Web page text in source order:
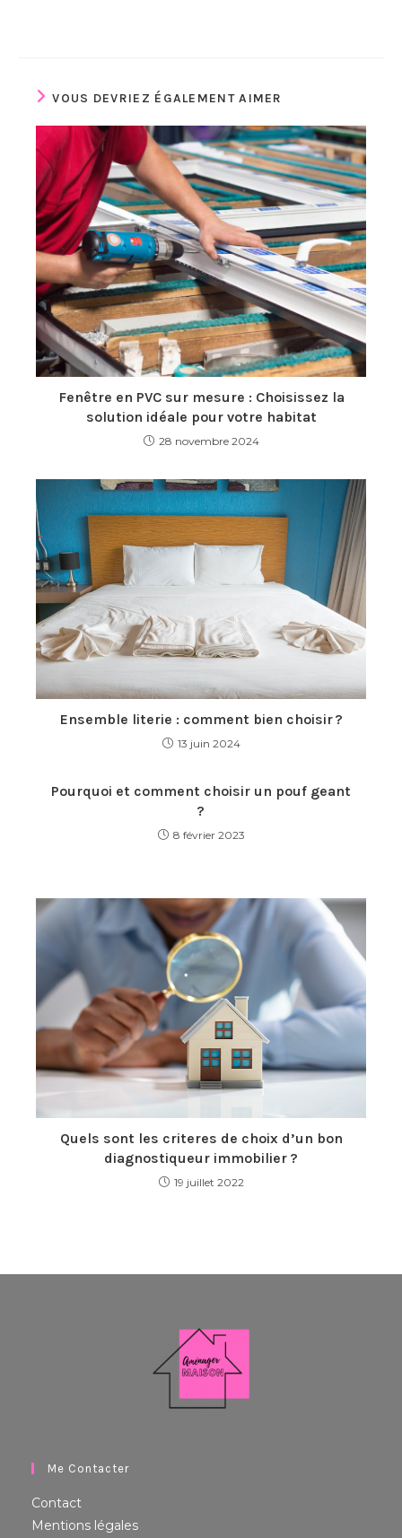
VOUS DEVRIEZ ÉGALEMENT AIMER
Fenêtre en PVC sur mesure : Choisissez la
solution idéale pour votre habitat
28 novembre 2024
Ensemble literie : comment bien choisir ?
13 juin 2024
Pourquoi et comment choisir un pouf geant
?
8 février 2023
Quels sont les criteres de choix d’un bon
diagnostiqueur immobilier ?
19 juillet 2022
Me Contacter
Contact
Mentions légales